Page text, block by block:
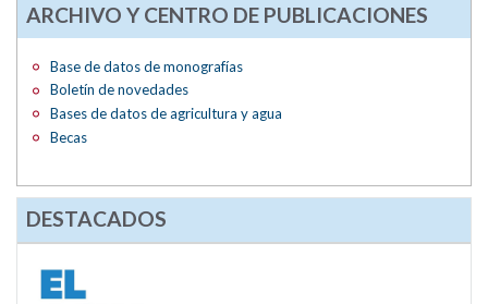
ARCHIVO Y CENTRO DE PUBLICACIONES
Base de datos de monografías
Boletín de novedades
Bases de datos de agricultura y agua
Becas
DESTACADOS